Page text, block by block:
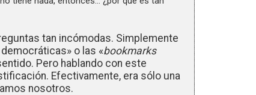
tan incómodas. Simplemente
o las «bookmarks
Pero hablando con este
Efectivamente, era sólo una
nosotros.